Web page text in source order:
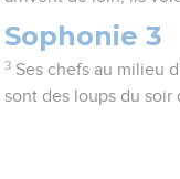
Sophonie 3
3 Ses chefs au milieu
sont des loups du soir